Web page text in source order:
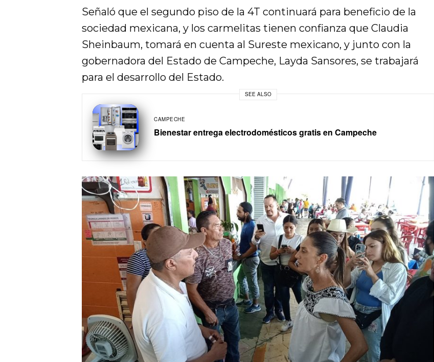
Señaló que el segundo piso de la 4T continuará para beneficio de la
sociedad mexicana, y los carmelitas tienen confianza que Claudia
Sheinbaum, tomará en cuenta al Sureste mexicano, y junto con la
gobernadora del Estado de Campeche, Layda Sansores, se trabajará
para el desarrollo del Estado.
SEE ALSO
CAMPECHE
Bienestar entrega electrodomésticos gratis en Campeche